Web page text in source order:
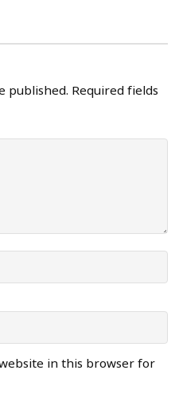
published. Required fields
in this browser for